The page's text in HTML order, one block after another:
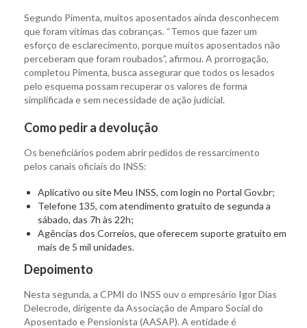
Segundo Pimenta, muitos aposentados ainda desconhecem
que foram vítimas das cobranças. “Temos que fazer um
esforço de esclarecimento, porque muitos aposentados não
perceberam que foram roubados”, afirmou. A prorrogação,
completou Pimenta, busca assegurar que todos os lesados
pelo esquema possam recuperar os valores de forma
simplificada e sem necessidade de ação judicial.
Como pedir a devolução
Os beneficiários podem abrir pedidos de ressarcimento
pelos canais oficiais do INSS:
Aplicativo ou site Meu INSS, com login no Portal Gov.br;
Telefone 135, com atendimento gratuito de segunda a
sábado, das 7h às 22h;
Agências dos Correios, que oferecem suporte gratuito em
mais de 5 mil unidades.
Depoimento
Nesta segunda, a CPMI do INSS ouv o empresário Igor Dias
Delecrode, dirigente da Associação de Amparo Social do
Aposentado e Pensionista (AASAP). A entidade é